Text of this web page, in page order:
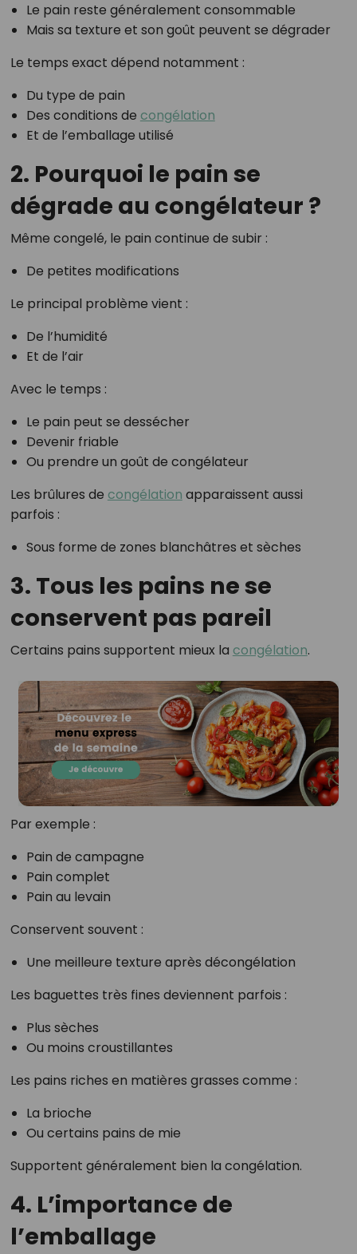
Le pain reste généralement consommable
Mais sa texture et son goût peuvent se dégrader
Le temps exact dépend notamment :
Du type de pain
Des conditions de congélation
Et de l’emballage utilisé
2. Pourquoi le pain se
dégrade au congélateur ?
Même congelé, le pain continue de subir :
De petites modifications
Le principal problème vient :
De l’humidité
Et de l’air
Avec le temps :
Le pain peut se dessécher
Devenir friable
Ou prendre un goût de congélateur
Les brûlures de congélation apparaissent aussi
parfois :
Sous forme de zones blanchâtres et sèches
3. Tous les pains ne se
conservent pas pareil
Certains pains supportent mieux la congélation.
Par exemple :
Pain de campagne
Pain complet
Pain au levain
Conservent souvent :
Une meilleure texture après décongélation
Les baguettes très fines deviennent parfois :
Plus sèches
Ou moins croustillantes
Les pains riches en matières grasses comme :
La brioche
Ou certains pains de mie
Supportent généralement bien la congélation.
4. L’importance de
l’emballage